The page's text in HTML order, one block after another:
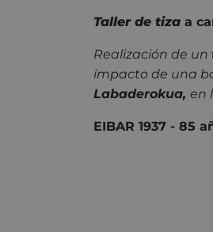
Taller de tiza a
Realización de un
impacto de una
Labaderokua, en
EIBAR 1937 - 85